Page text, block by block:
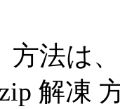
法は
解凍